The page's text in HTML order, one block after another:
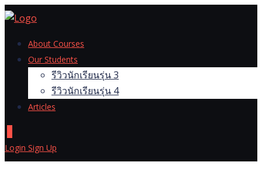
Skip
contentAbout Courses
Our Students
รีวิวนักเรียนรุ่น 3
รีวิวนักเรียนรุ่น 4
Articles
Login Sign Up